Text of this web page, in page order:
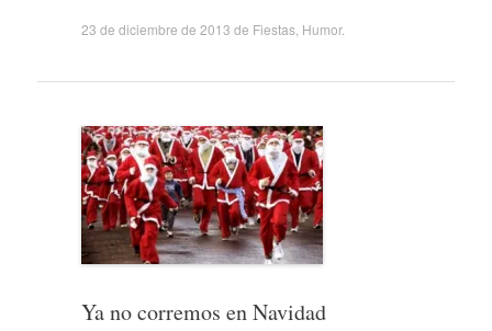
23 de diciembre de 2013 de Fiestas, Humor.
Ya no corremos en Navidad